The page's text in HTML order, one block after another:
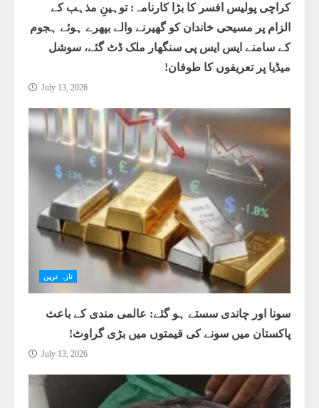
کراچی پولیس افسر کا بڑا کارنامہ: توہینِ مذہب کے
الزام پر مسیحی خاندان کو گھیرنے والے بپھرے ہوئے ہجوم
کے سامنے ایس ایس پی سنگھار ملک ڈٹ گئے، سوشل
میڈیا پر تعریفوں کا طوفان!
July 13, 2026
تازہ ترین
سونا اور چاندی سستے ہو گئے: عالمی مندی کے باعث
پاکستان میں سونے کی قیمتوں میں بڑی گراوٹ!
July 13, 2026